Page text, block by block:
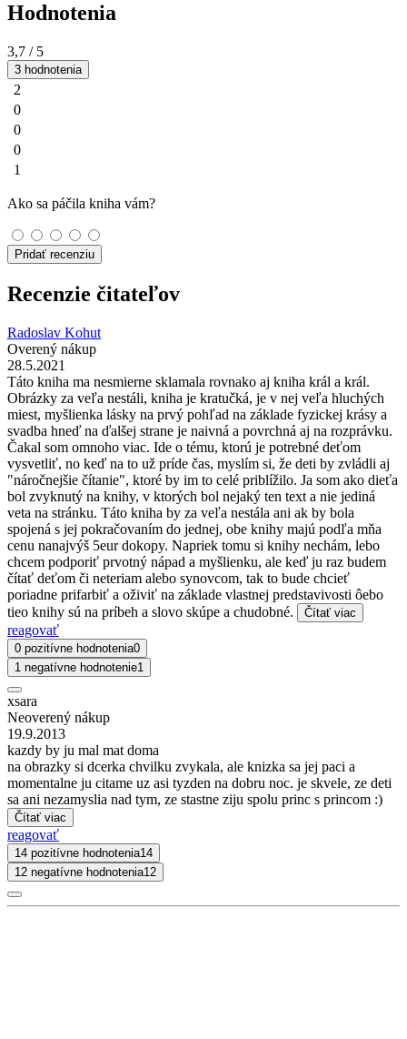
Hodnotenia
3,7 / 5
3 hodnotenia
2
0
0
0
1
Ako sa páčila kniha vám?
Pridať recenziu
Recenzie čitateľov
Radoslav Kohut
Overený nákup
28.5.2021
Táto kniha ma nesmierne sklamala rovnako aj kniha král a král.
Obrázky za veľa nestáli, kniha je kratučká, je v nej veľa hluchých
miest, myšlienka lásky na prvý pohľad na základe fyzickej krásy a
svadba hneď na ďalšej strane je naivná a povrchná aj na rozprávku.
Čakal som omnoho viac. Ide o tému, ktorú je potrebné deťom
vysvetliť, no keď na to už príde čas, myslím si, že deti by zvládli aj
"náročnejšie čítanie", ktoré by im to celé priblížilo. Ja som ako dieťa
bol zvyknutý na knihy, v ktorých bol nejaký ten text a nie jediná
veta na stránku. Táto kniha by za veľa nestála ani ak by bola
spojená s jej pokračovaním do jednej, obe knihy majú podľa mňa
cenu nanajvýš 5eur dokopy. Napriek tomu si knihy nechám, lebo
chcem podporiť prvotný nápad a myšlienku, ale keď ju raz budem
čítať deťom či neteriam alebo synovcom, tak to bude chcieť
poriadne prifarbiť a oživiť na základe vlastnej predstavivosti ôebo
tieo knihy sú na príbeh a slovo skúpe a chudobné.
Čítať viac
reagovať
0 pozitívne hodnotenia0
1 negatívne hodnotenie1
xsara
Neoverený nákup
19.9.2013
kazdy by ju mal mat doma
na obrazky si dcerka chvilku zvykala, ale knizka sa jej paci a
momentalne ju citame uz asi tyzden na dobru noc. je skvele, ze deti
sa ani nezamyslia nad tym, ze stastne ziju spolu princ s princom :)
Čítať viac
reagovať
14 pozitívne hodnotenia14
12 negatívne hodnotenia12